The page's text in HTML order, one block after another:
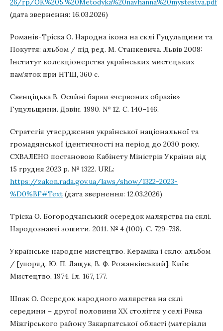
26/rp/OK%205.%20Metodyka%20navhanna%20mystestva.pdf
(дата звернення: 16.03.2026)
Романів-Тріска О. Народна ікона на склі Гуцульщини та
Покуття: альбом / під ред. М. Станкевича. Львів 2008:
Інститут колекціонерства українських мистецьких
пам’яток при НТШ, 360 с.
Свєнціцька В. Осяйні барви «червоних образів»
Гуцульщини. Дзвін. 1990. № 12. С. 140–146.
Стратегія утвердження української національної та
громадянської ідентичності на період до 2030 року.
СХВАЛЕНО постановою Кабінету Міністрів України від
15 грудня 2023 р. № 1322. URL:
https://zakon.rada.gov.ua/laws/show/1322-2023-
%D0%BF#Text (дата звернення: 12.03.2026)
Тріска О. Богородчанський осередок малярства на склі.
Народознавчі зошити. 2011. № 4 (100). С. 729–738.
Українське народне мистецтво. Кераміка і скло: альбом
/ [упоряд. Ю. П. Лащук, В. Ф. Рожанківський]. Київ:
Мистецтво, 1974. Іл. 167, 177.
Шпак О. Осередок народного малярства на склі
середини – другої половини ХХ століття у селі Річка
Міжгірського району Закарпатської області (матеріали